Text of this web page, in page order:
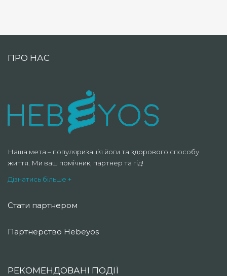
ПРО НАС
Наша мета – популяризація йоги та здорового способу
життя. Ми ваш помічник, партнер та гід!
Дізнатись більше +
Стати партнером
Партнерство Hebeyos
РЕКОМЕНДОВАНІ ПОДІЇ